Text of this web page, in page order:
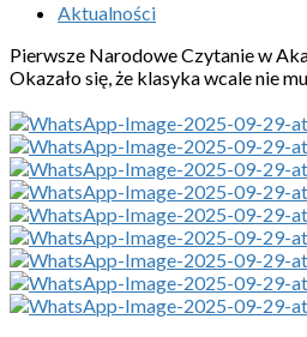
Aktualności
Pierwsze Narodowe Czytanie w
Okazało się, że klasyka wcale nie